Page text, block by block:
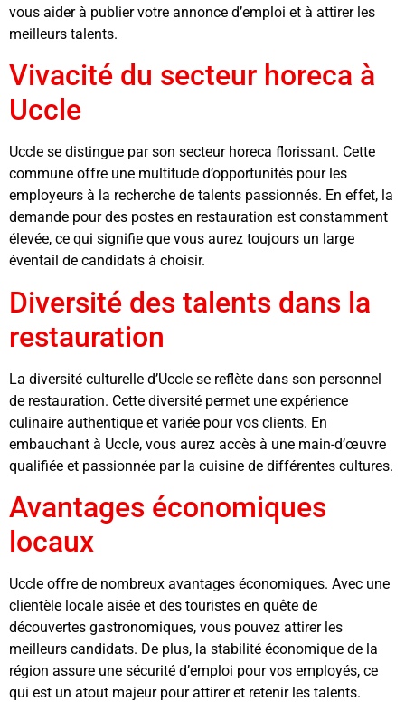
vous aider à publier votre annonce d’emploi et à attirer les
meilleurs talents.
Vivacité du secteur horeca à
Uccle
Uccle se distingue par son secteur horeca florissant. Cette
commune offre une multitude d’opportunités pour les
employeurs à la recherche de talents passionnés. En effet, la
demande pour des postes en restauration est constamment
élevée, ce qui signifie que vous aurez toujours un large
éventail de candidats à choisir.
Diversité des talents dans la
restauration
La diversité culturelle d’Uccle se reflète dans son personnel
de restauration. Cette diversité permet une expérience
culinaire authentique et variée pour vos clients. En
embauchant à Uccle, vous aurez accès à une main-d’œuvre
qualifiée et passionnée par la cuisine de différentes cultures.
Avantages économiques
locaux
Uccle offre de nombreux avantages économiques. Avec une
clientèle locale aisée et des touristes en quête de
découvertes gastronomiques, vous pouvez attirer les
meilleurs candidats. De plus, la stabilité économique de la
région assure une sécurité d’emploi pour vos employés, ce
qui est un atout majeur pour attirer et retenir les talents.